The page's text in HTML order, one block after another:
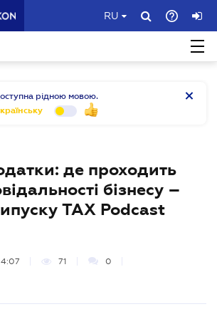
RU
рідною мовою.
де проходить
бізнесу –
TAX Podcast
71 0